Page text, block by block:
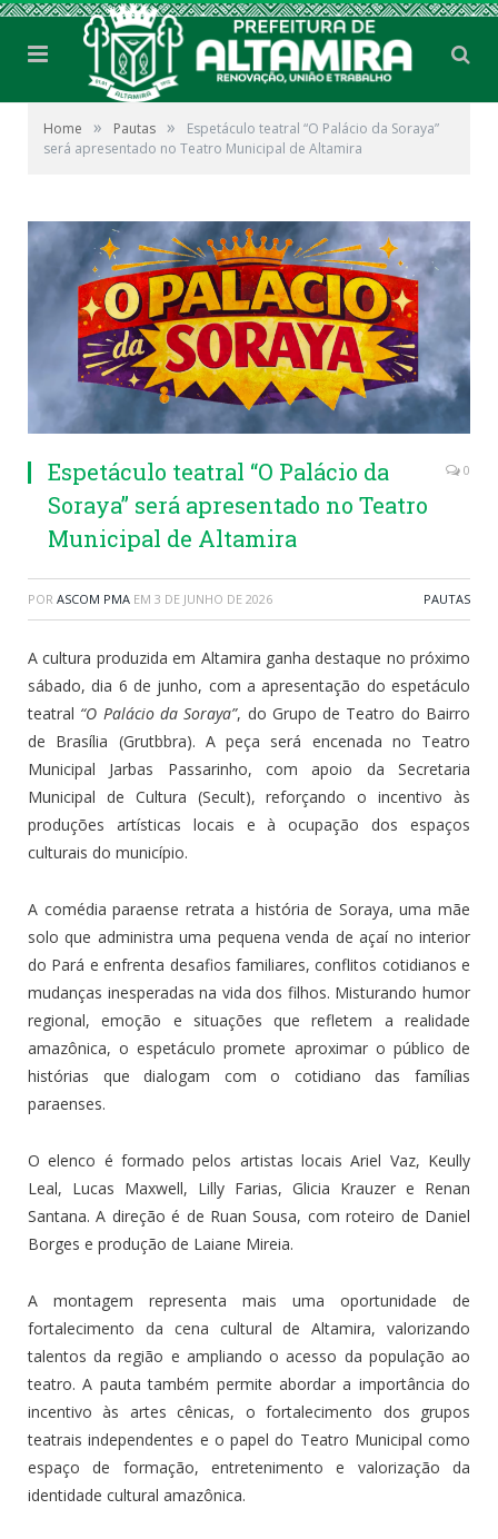
Home » Pautas »
Espetáculo teatral “O Palácio da Soraya”
será apresentado no Teatro Municipal de Altamira
Espetáculo teatral “O Palácio da
Soraya” será apresentado no Teatro
Municipal de Altamira
0
POR ASCOM PMA EM 3 DE JUNHO DE 2026 PAUTAS
A cultura produzida em Altamira ganha destaque no próximo
sábado, dia 6 de junho, com a apresentação do espetáculo
teatral “O Palácio da Soraya”, do Grupo de Teatro do Bairro
de Brasília (Grutbbra). A peça será encenada no Teatro
Municipal Jarbas Passarinho, com apoio da Secretaria
Municipal de Cultura (Secult), reforçando o incentivo às
produções artísticas locais e à ocupação dos espaços
culturais do município.
A comédia paraense retrata a história de Soraya, uma mãe
solo que administra uma pequena venda de açaí no interior
do Pará e enfrenta desafios familiares, conflitos cotidianos e
mudanças inesperadas na vida dos filhos. Misturando humor
regional, emoção e situações que refletem a realidade
amazônica, o espetáculo promete aproximar o público de
histórias que dialogam com o cotidiano das famílias
paraenses.
O elenco é formado pelos artistas locais Ariel Vaz, Keully
Leal, Lucas Maxwell, Lilly Farias, Glicia Krauzer e Renan
Santana. A direção é de Ruan Sousa, com roteiro de Daniel
Borges e produção de Laiane Mireia.
A montagem representa mais uma oportunidade de
fortalecimento da cena cultural de Altamira, valorizando
talentos da região e ampliando o acesso da população ao
teatro. A pauta também permite abordar a importância do
incentivo às artes cênicas, o fortalecimento dos grupos
teatrais independentes e o papel do Teatro Municipal como
espaço de formação, entretenimento e valorização da
identidade cultural amazônica.